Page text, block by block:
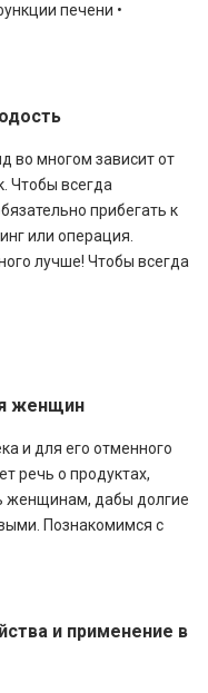
печени •
во многом зависит от
Чтобы всегда
прибегать к
или операция.
лучше! Чтобы всегда
женщин
и для его отменного
речь о продуктах,
женщинам, дабы долгие
Познакомимся с
и применение в